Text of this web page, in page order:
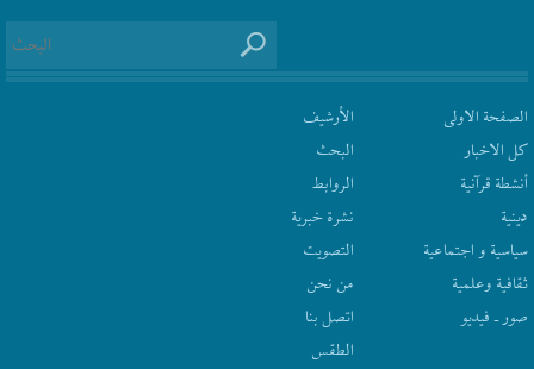
الصفحة الاولى
كل الاخبار
أنشطة قرآنیة
دينية
سیاسیة و اجتماعیة
ثقافیة وعلمیة
صور ـ فيديو
الأرشیف
البحث
الروابط
نشرة‌ خبریة
التصويت
من نحن
اتصل بنا
الطقس